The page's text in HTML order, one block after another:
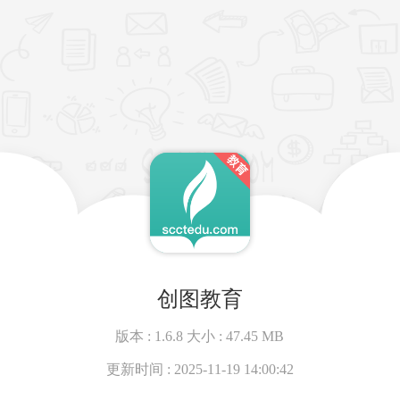
创图教育
版本 : 1.6.8 大小 :47.45 MB
更新时间 : 2025-11-19 14:00:42